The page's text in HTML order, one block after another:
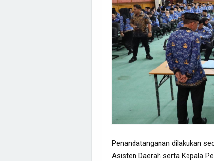
Penandatanganan dilakukan
Asisten Daerah serta Kepala